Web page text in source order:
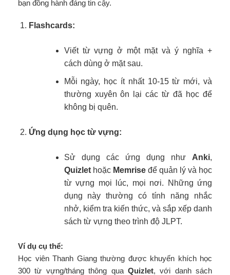
bạn đồng hành đáng tin cậy.
Flashcards:
Viết từ vựng ở một mặt và ý nghĩa +
cách dùng ở mặt sau.
Mỗi ngày, học ít nhất 10-15 từ mới, và
thường xuyên ôn lại các từ đã học để
không bị quên.
Ứng dụng học từ vựng:
Sử dụng các ứng dụng như Anki,
Quizlethoặc Memriseđể quản lý và học
từ vựng mọi lúc, mọi nơi. Những ứng
dụng này thường có tính năng nhắc
nhở, kiểm tra kiến thức, và sắp xếp danh
sách từ vựng theo trình độ JLPT.
Ví dụ cụ thể:
Học viên Thanh Giang thường được khuyến khích học
300 từ vựng/tháng thông qua Quizlet, với danh sách